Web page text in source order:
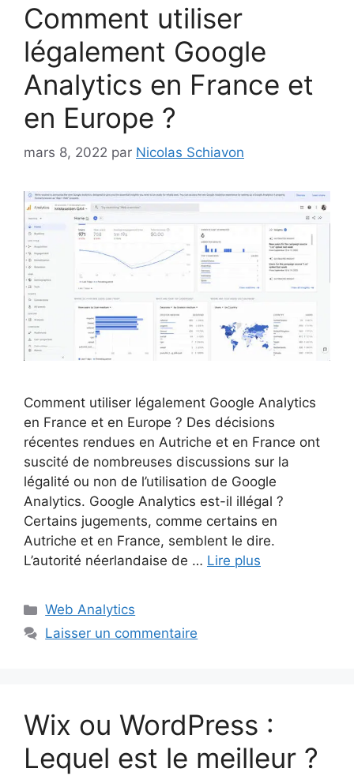
Comment utiliser
légalement Google
Analytics en France et
en Europe ?
mars 8, 2022 par Nicolas Schiavon
Comment utiliser légalement Google Analytics
en France et en Europe ? Des décisions
récentes rendues en Autriche et en France ont
suscité de nombreuses discussions sur la
légalité ou non de l’utilisation de Google
Analytics. Google Analytics est-il illégal ?
Certains jugements, comme certains en
Autriche et en France, semblent le dire.
L’autorité néerlandaise de … Lire plus
Catégories
Web Analytics
Laisser un commentaire
Wix ou WordPress :
Lequel est le meilleur ?